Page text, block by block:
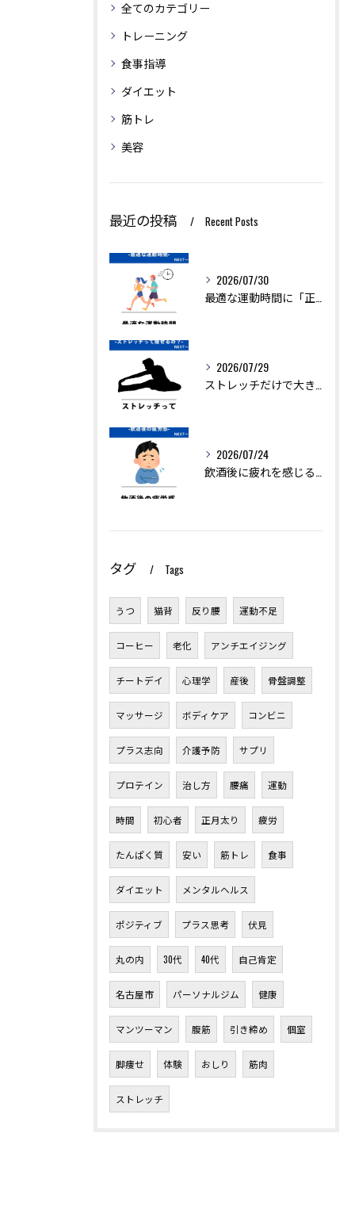
全てのカテゴリー
トレーニング
食事指導
ダイエット
筋トレ
美容
最近の投稿 Recent Posts
2026/07/30
2026/07/29
2026/07/24
タグ Tags
うつ 猫背 反り腰 運動不足
コーヒー 老化 アンチエイジング
チートデイ 心理学 産後 骨盤調整
マッサージ ボディケア コンビニ
プラス志向 介護予防 サプリ
プロテイン 治し方 腰痛 運動
時間 初心者 正月太り 疲労
たんぱく質 安い 筋トレ 食事
ダイエット メンタルヘルス
ポジティブ プラス思考 伏見
丸の内 30代 40代 自己肯定
名古屋市 パーソナルジム 健康
マンツーマン 腹筋 引き締め 個室
脚痩せ 体験 おしり 筋肉
ストレッチ